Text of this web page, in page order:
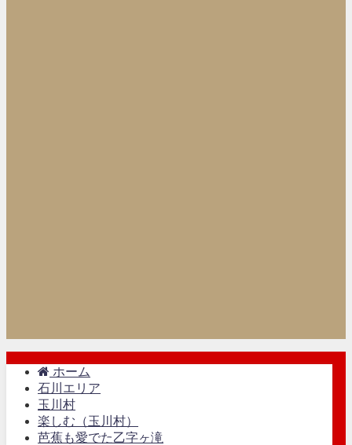
ホーム
石川エリア
玉川村
楽しむ（玉川村）
芭蕉も愛でた乙字ヶ滝